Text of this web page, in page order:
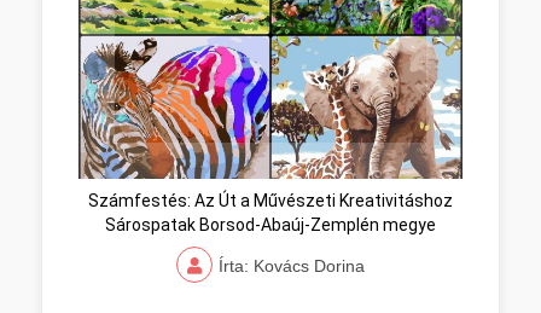
Számfestés: Az Út a Művészeti Kreativitáshoz
Sárospatak Borsod-Abaúj-Zemplén megye
Írta: Kovács Dorina